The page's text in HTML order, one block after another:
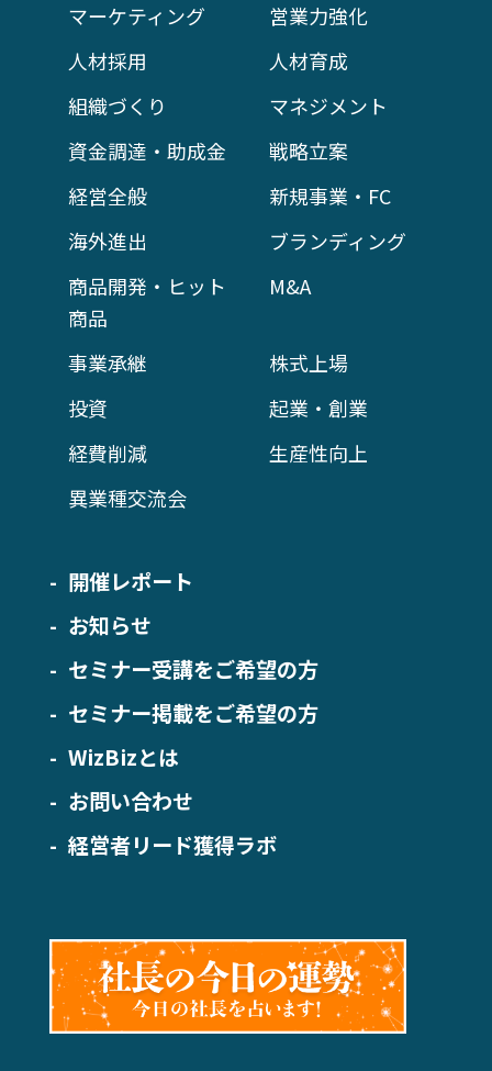
マーケティング
営業力強化
人材採用
人材育成
組織づくり
マネジメント
資金調達・助成金
戦略立案
経営全般
新規事業・FC
海外進出
ブランディング
商品開発・ヒット
商品
M&A
事業承継
株式上場
投資
起業・創業
経費削減
生産性向上
異業種交流会
開催レポート
お知らせ
セミナー受講をご希望の方
セミナー掲載をご希望の方
WizBizとは
お問い合わせ
経営者リード獲得ラボ